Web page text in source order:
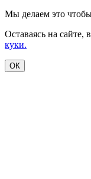
Мы делаем это
Оставаясь на сайте,
куки.
ОК